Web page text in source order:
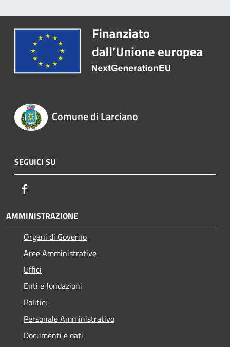
Comune di Larciano
SEGUICI SU
AMMINISTRAZIONE
Organi di Governo
Aree Amministrative
Uffici
Enti e fondazioni
Politici
Personale Amministrativo
Documenti e dati